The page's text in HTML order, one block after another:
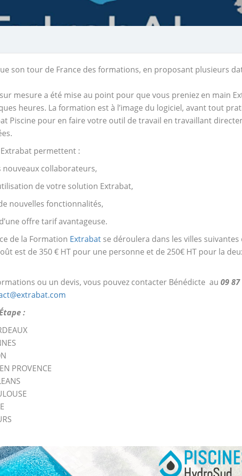
son tour de France des formations, en proposant plusieurs
mesure a été mise au point pour que vous preniez en main
heures. La formation est à l’image du logiciel, avant tout
Piscine pour en faire votre outil de travail en travaillant
permettent :
nouveaux collaborateurs,
de votre solution Extrabat,
nouvelles fonctionnalités,
offre tarif avantageuse.
de la Formation Extrabat se déroulera dans les villes suivantes
est de 350 € HT pour une personne et de 250€ HT pour la
ou un devis, vous pouvez contacter Bénédicte au 09
:
PROVENCE